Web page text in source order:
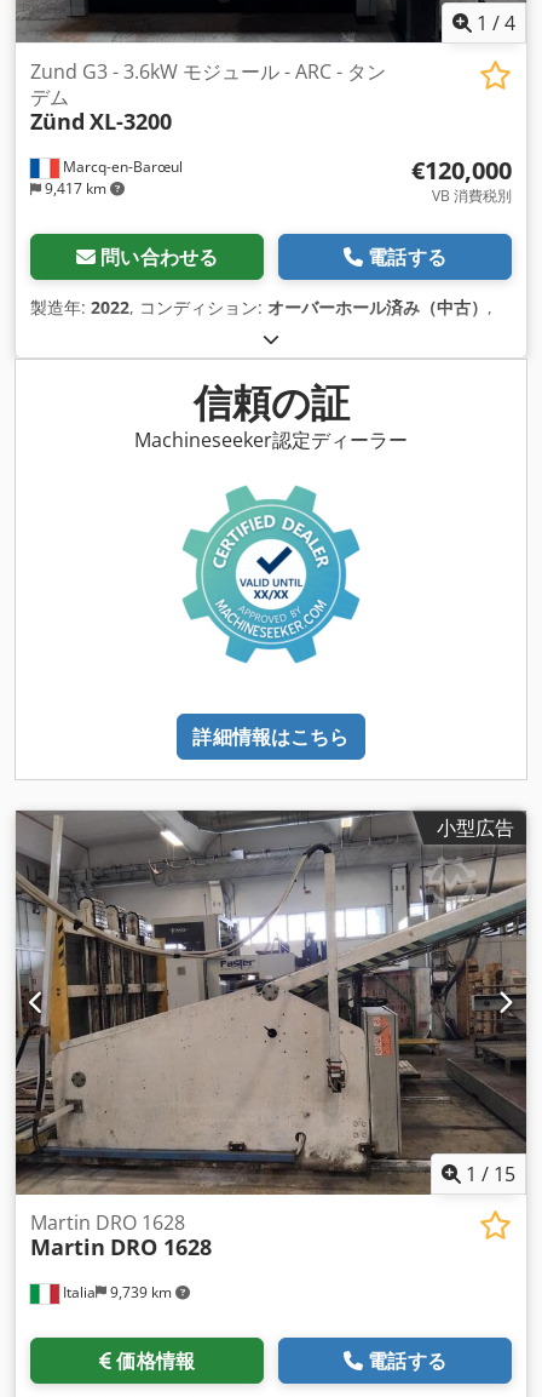
1 /4
Marcq-en-Barœul
9,417 km
Zund G3 - 3.6kW モジュール - ARC - タン
デム
Zünd XL-3200
€120,000
VB 消費税別
問い合わせる 電話する
製造年: 2022, コンディション: オーバーホール済み（中古） ,
信頼の証
Machineseeker認定ディーラー
詳細情報はこちら
小型広告
1 / 15
Italia 9,739 km
Martin DRO 1628
Martin DRO 1628
価格情報 電話する